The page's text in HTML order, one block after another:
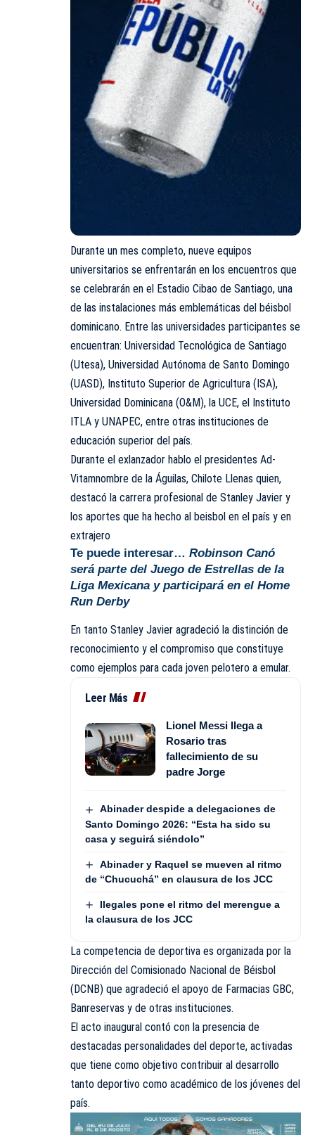
Durante un mes completo, nueve equipos
universitarios se enfrentarán en los encuentros que
se celebrarán en el Estadio Cibao de Santiago, una
de las instalaciones más emblemáticas del béisbol
dominicano. Entre las universidades participantes se
encuentran: Universidad Tecnológica de Santiago
(Utesa), Universidad Autónoma de Santo Domingo
(UASD), Instituto Superior de Agricultura (ISA),
Universidad Dominicana (O&M), la UCE, el Instituto
ITLA y UNAPEC, entre otras instituciones de
educación superior del país.
Durante el exlanzador hablo el presidentes Ad-
Vitamnombre de la Águilas, Chilote Llenas quien,
destacó la carrera profesional de Stanley Javier y
los aportes que ha hecho al beisbol en el país y en
extrajero
Te puede interesar… Robinson Canó
será parte del Juego de Estrellas de la
Liga Mexicana y participará en el Home
Run Derby
En tanto Stanley Javier agradeció la distinción de
reconocimiento y el compromiso que constituye
como ejemplos para cada joven pelotero a emular.
Leer Más
Lionel Messi llega a
Rosario tras
fallecimiento de su
padre Jorge
Abinader despide a delegaciones de
Santo Domingo 2026: “Esta ha sido su
casa y seguirá siéndolo”
Abinader y Raquel se mueven al ritmo
de “Chucuchá” en clausura de los JCC
Ilegales pone el ritmo del merengue a
la clausura de los JCC
La competencia de deportiva es organizada por la
Dirección del Comisionado Nacional de Béisbol
(DCNB) que agradeció el apoyo de Farmacias GBC,
Banreservas y de otras instituciones.
El acto inaugural contó con la presencia de
destacadas personalidades del deporte, activadas
que tiene como objetivo contribuir al desarrollo
tanto deportivo como académico de los jóvenes del
país.